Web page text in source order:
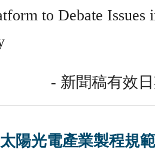
to Debate Issues
- 新聞稿有效
陽光電產業製程規範